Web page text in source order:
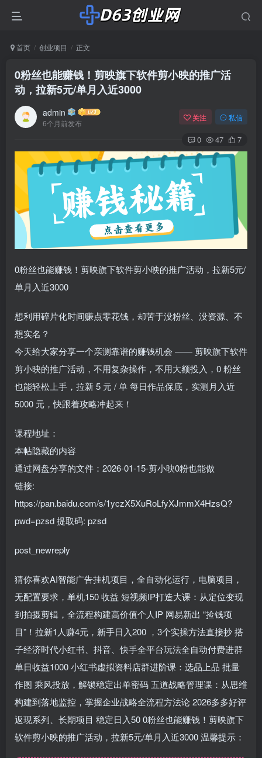
首页 创业项目 正文
0粉丝也能赚钱！剪映旗下软件剪小映的推广活
动，拉新5元/单月入近3000
admin
6个月前发布
关注 私信
0 47 7
0粉丝也能赚钱！剪映旗下软件剪小映的推广活动，拉新5元/
单月入近3000
想利用碎片化时间赚点零花钱，却苦于没粉丝、没资源、不
想实名？
今天给大家分享一个亲测靠谱的赚钱机会 —— 剪映旗下软件
剪小映的推广活动，不用复杂操作，不用大额投入，0 粉丝
也能轻松上手，拉新 5 元 / 单 每日作品保底，实测月入近
5000 元，快跟着攻略冲起来！
课程地址：
本帖隐藏的内容
通过网盘分享的文件：2026-01-15-剪小映0粉也能做
链接:
https://pan.baidu.com/s/1yczX5XuRoLfyXJmmX4HzsQ?
pwd=pzsd 提取码: pzsd
post_newreply
猜你喜欢AI智能广告挂机项目，全自动化运行，电脑项目，
无配置要求，单机150 收益 短视频IP打造大课：从定位变现
到拍摄剪辑，全流程构建高价值个人IP 网易新出 “捡钱项
目”！拉新1人赚4元，新手日入200 ，3个实操方法直接抄 搭
子经济时代小红书、抖音、快手全平台玩法全自动付费进群
单日收益1000 小红书虚拟资料店群进阶课：选品上品 批量
作图 乘风投放，解锁稳定出单密码 五道战略管理课：从思维
构建到落地监控，掌握企业战略全流程方法论 2026多多好评
返现系列、长期项目 稳定日入50 0粉丝也能赚钱！剪映旗下
软件剪小映的推广活动，拉新5元/单月入近3000 温馨提示：